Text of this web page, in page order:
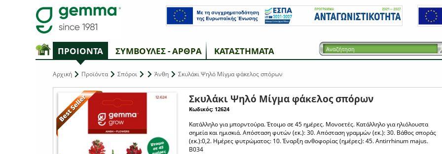
ΠΡΟΙΟΝΤΑ ΣΥΜΒΟΥΛΕΣ - ΑΡΘΡΑ ΚΑΤΑΣΤΗΜΑΤΑ
Αρχική Προϊόντα Σπόροι Άνθη Σκυλάκι Ψηλό Μίγμα φάκελος σπόρων
Σκυλάκι Ψηλό Μίγμα φάκελος σπόρων
Κωδικός: 12624
Κατάλληλο για μπορντούρα. Έτοιμο σε 45 ημέρες. Μονοετές. Κατάλληλο για ηλιόλουστα
σημεία και ημισκιά. Απόσταση φυτών (εκ.): 30. Απόσταση γραμμών (εκ.): 30. Βάθος σποράς
(εκ.):0,2. Ημέρες φυτρώματος: 10. Έναρξη ανθοφορίας (ημέρες): 45. Antirrhinum majus.
B034